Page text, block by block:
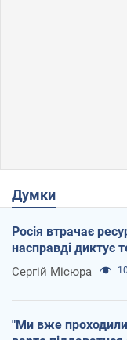
Думки
Росія втрачає
насправді диктує
Сергій Місюра
"Ми вже проходили